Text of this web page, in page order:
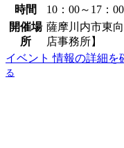
時間
10：00～17：00
開催場
所
薩摩川内市東
店事務所】
イベント 情報の詳細を
る